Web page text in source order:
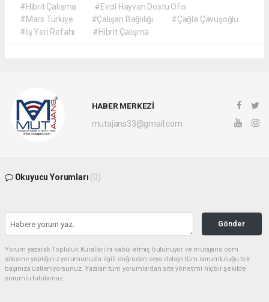
#Hibrit Çalışma
#Evcil Hayvan Dostu Ofis
#Mars Türkiye
#Çalışan Bağlılığı
#Çağla Çavuşoğlu
#İş Yeri Refahı
#Hibrit Çalışma
HABER MERKEZİ
mutajans33@gmail.com
Okuyucu Yorumları (0)
Gönder
Yorum yazarak Topluluk Kuralları’nı kabul etmiş bulunuyor ve mutajans.com
sitesine yaptığınız yorumunuzla ilgili doğrudan veya dolaylı tüm sorumluluğu tek
başınıza üstleniyorsunuz. Yazılan tüm yorumlardan site yönetimi hiçbir şekilde
sorumlu tutulamaz.